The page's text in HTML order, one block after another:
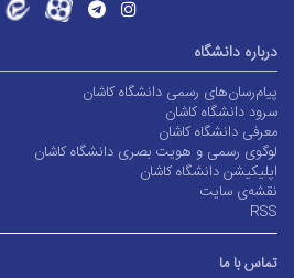
درباره دانشگاه
پیام‌رسان‌های رسمی دانشگاه کاشان
سرود دانشگاه کاشان
معرفی دانشگاه کاشان
لوگوی رسمی و هویت بصری دانشگاه کاشان
اپلیکیشن دانشگاه کاشان
نقشه‌ی سایت
RSS
تماس با ما